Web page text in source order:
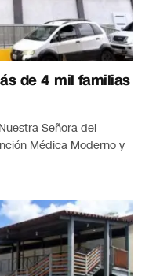
de 4 mil familias
Señora del
Médica Moderno y